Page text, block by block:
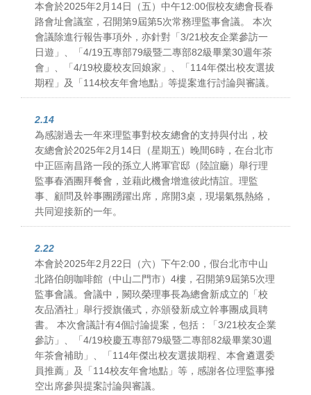
本會於2025年2月14日（五）中午12:00假校友總會長春
路會址會議室，召開第9屆第5次常務理監事會議。 本次
會議除進行報告事項外，亦針對「3/21校友企業參訪一
日遊」、「4/19五專部79級暨二專部82級畢業30週年茶
會」、「4/19校慶校友回娘家」、「114年傑出校友選拔
期程」及「114校友年會地點」等提案進行討論與審議。
2.14
為感謝過去一年來理監事對校友總會的支持與付出，校
友總會於2025年2月14日（星期五）晚間6時，在台北市
中正區南昌路一段的孫立人將軍官邸（陸誼廳）舉行理
監事春酒團拜餐會，並藉此機會增進彼此情誼。理監
事、顧問及幹事團踴躍出席，席開3桌，現場氣氛熱絡，
共同迎接新的一年。
2.22
本會於2025年2月22日（六）下午2:00，假台北市中山
北路伯朗咖啡館（中山二門市）4樓，召開第9屆第5次理
監事會議。會議中，闕玖榮理事長為總會新成立的「校
友品酒社」舉行授旗儀式，亦頒發新成立幹事團成員聘
書。 本次會議計有4個討論提案，包括：「3/21校友企業
參訪」、「4/19校慶五專部79級暨二專部82級畢業30週
年茶會補助」、「114年傑出校友選拔期程、本會遴選委
員推薦」及「114校友年會地點」等，感謝各位理監事撥
空出席參與提案討論與審議。